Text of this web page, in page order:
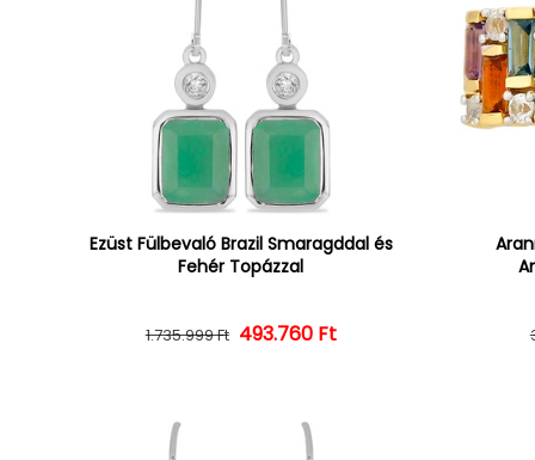
Ezüst Fülbevaló Brazil Smaragddal és
Fehér Topázzal
Normál ár
1.735.999 Ft Kedvezményes ár
493.760 Ft